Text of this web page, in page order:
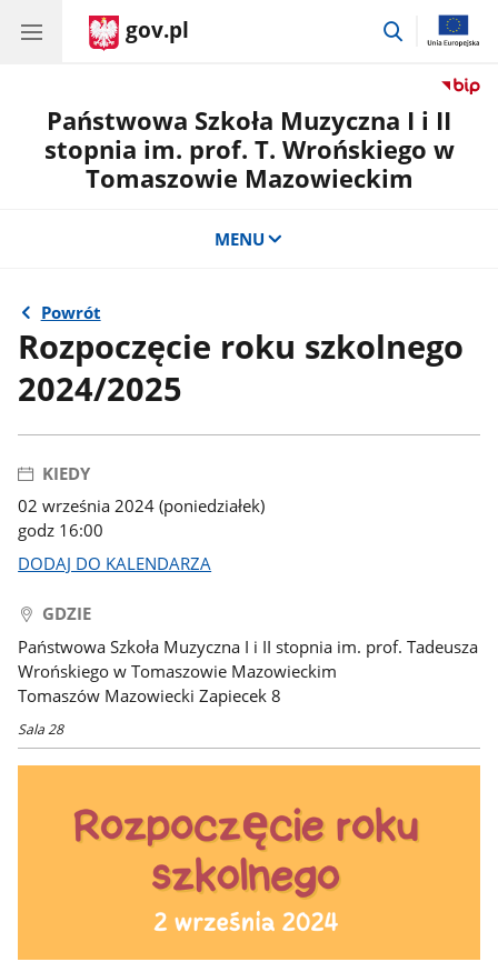
gov.pl
przejdź
Państwowa Szkoła Muzyczna I i II
stopnia im. prof. T. Wrońskiego w
Tomaszowie Mazowieckim
MENU
Powrót
Rozpoczęcie roku szkolnego
2024/2025
KIEDY
02 września 2024 (poniedziałek)
godz 16:00
DODAJ DO KALENDARZA
GDZIE
Państwowa Szkoła Muzyczna I i II stopnia im. prof. Tadeusza
Wrońskiego w Tomaszowie Mazowieckim
Tomaszów Mazowiecki Zapiecek 8
Sala 28